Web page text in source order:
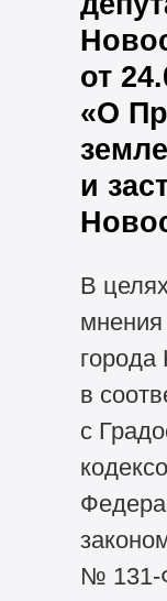
от
«О
и
В
мнения
города
в
с
№ 131-